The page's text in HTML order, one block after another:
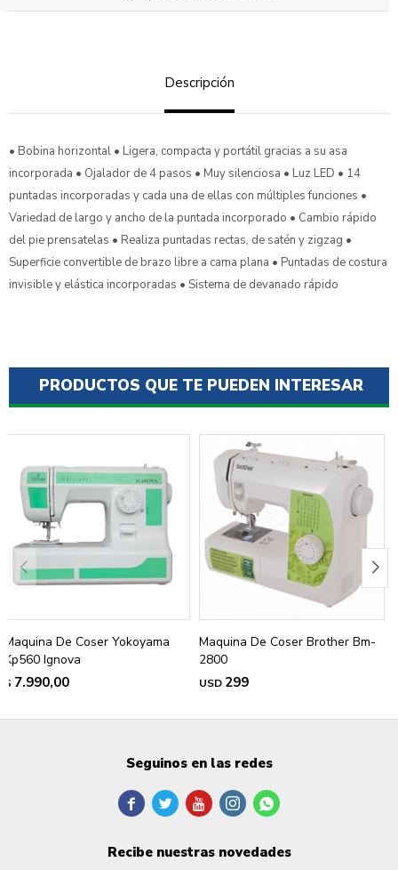
Descripción
• Bobina horizontal • Ligera, compacta y portátil gracias a su asa
incorporada • Ojalador de 4 pasos • Muy silenciosa • Luz LED • 14
puntadas incorporadas y cada una de ellas con múltiples funciones •
Variedad de largo y ancho de la puntada incorporado • Cambio rápido
del pie prensatelas • Realiza puntadas rectas, de satén y zigzag •
Superficie convertible de brazo libre a cama plana • Puntadas de costura
invisible y elástica incorporadas • Sistema de devanado rápido
PRODUCTOS QUE TE PUEDEN INTERESAR
Maquina De Coser Yokoyama
Kp560 Ignova
$ 7.990,00
Maquina De Coser Brother Bm-
2800
USD 299
Seguinos en las redes
    
Recibe nuestras novedades